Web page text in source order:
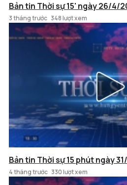
Bản tin Thời sự 15' ngày 26/4/
3 tháng trước 348 lượt xem
Bản tin Thời sự 15 phút ngày
4 tháng trước 330 lượt xem